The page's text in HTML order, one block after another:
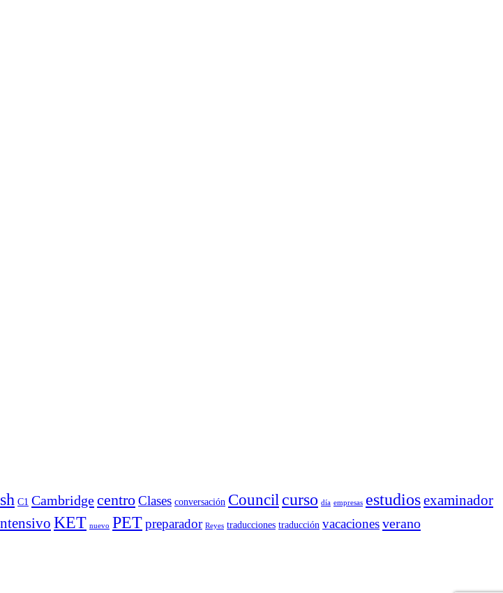
C1 CambridgecentroClases conversación Council curso día empresas estudiosexaminador
KET nuevo PETpreparador Reyes traducciones traducción vacacionesverano